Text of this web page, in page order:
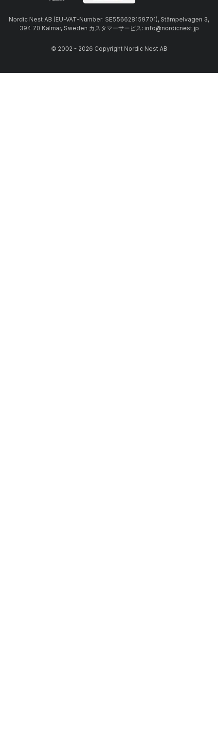
Nordic Nest AB (EU-VAT-Number: SE556628159701), Stämpelvägen 3,
394 70 Kalmar, Sweden カスタマーサービス: info@nordicnest.jp
© 2002 - 2026 Copyright Nordic Nest AB